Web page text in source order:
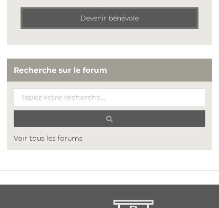
Devenir bénévole
Recherche sur le forum
Voir tous les forums